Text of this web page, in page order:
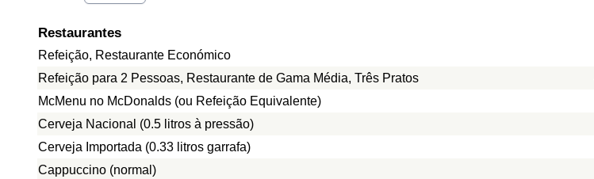
Restaurantes
Refeição, Restaurante Económico
Refeição para 2 Pessoas, Restaurante de Gama Média, Três Pratos
McMenu no McDonalds (ou Refeição Equivalente)
Cerveja Nacional (0.5 litros à pressão)
Cerveja Importada (0.33 litros garrafa)
Cappuccino (normal)